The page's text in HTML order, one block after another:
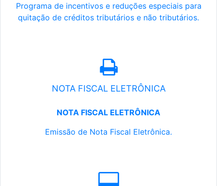
Programa de incentivos e reduções especiais para
quitação de créditos tributários e não tributários.
NOTA FISCAL ELETRÔNICA
NOTA FISCAL ELETRÔNICA
Emissão de Nota Fiscal Eletrônica.